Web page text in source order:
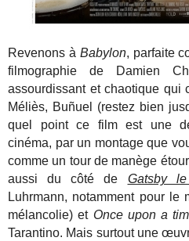
Revenons à Babylon, parfaite
filmographie de Damien
assourdissant et chaotique qui
Méliès, Buñuel (restez bien
quel point ce film est une
cinéma, par un montage que
comme un tour de manège
aussi du côté de Gatsby
Luhrmann, notamment pour le
mélancolie) et Once upon a
Tarantino. Mais surtout une